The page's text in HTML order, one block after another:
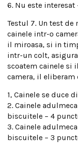
6. Nu este interesat
Testul 7. Un test
cainele intr-o
il miroasa, si in
intr-un colt,
scoatem cainele si
camera, il eliberam
1, Cainele se duce
2. Cainele
biscuitele – 4
3. Cainele
biscuitele – 3